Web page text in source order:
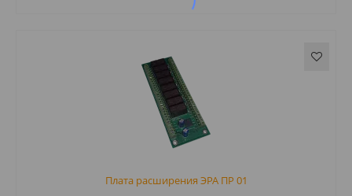
Плата расширения ЭРА ПР 01